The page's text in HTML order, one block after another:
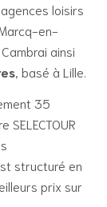
loisirs
en-
ainsi
, basé à Lille.
35
structuré en
prix sur